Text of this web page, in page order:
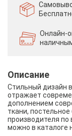
Онлайн-
Описание
Стильный дизайн
отражает
дополнением
ткани,
производителя по
можно в каталоге